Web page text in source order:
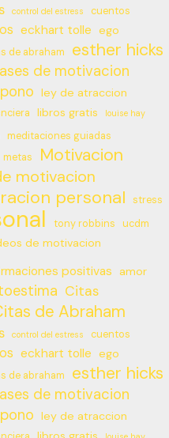
control del estress cuentos
eckhart tolle ego
de abraham esther hicks
de motivacion
ley de atraccion
libros gratis louise hay
meditaciones guiadas
metas Motivacion
motivacion
personal stress
tony robbins
ucdm
de motivacion
positivas
amor
Citas
de Abraham
control del estress cuentos
eckhart tolle ego
de abraham esther hicks
de motivacion
ley de atraccion